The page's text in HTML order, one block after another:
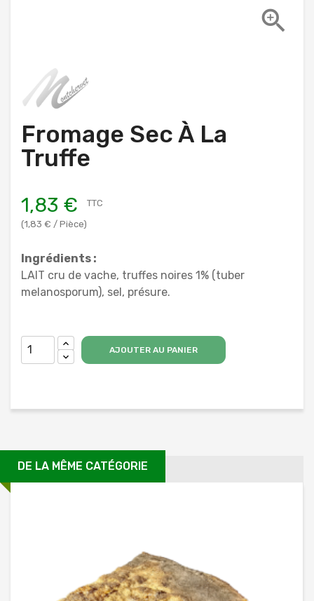

Fromage Sec À La
Truffe
1,83 €
(1,83 € / Pièce)
TTC
Ingrédients :
LAIT cru de vache, truffes noires 1% (tuber
melanosporum), sel, présure.
AJOUTER AU PANIER
DE LA MÊME CATÉGORIE